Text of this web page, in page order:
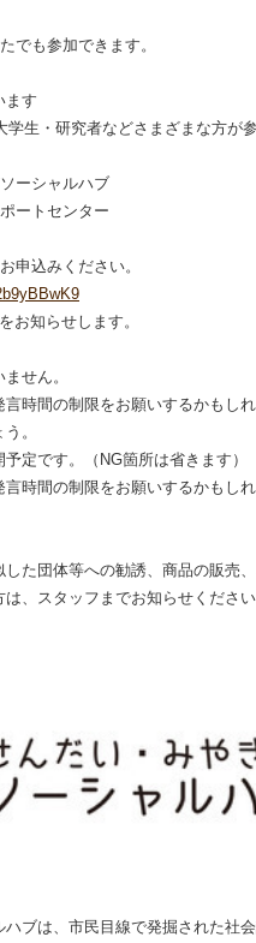
も参加できます。
ます
生・研究者などさまざまな方が
ーシャルハブ
ートセンター
込みください。
お知らせします。
せん。
時間の制限をお願いするかもしれ
。
定です。（NG箇所は省きます）
時間の制限をお願いするかもしれ
た団体等への勧誘、商品の販売
、スタッフまでお知らせください
ブは、市民目線で発掘された社